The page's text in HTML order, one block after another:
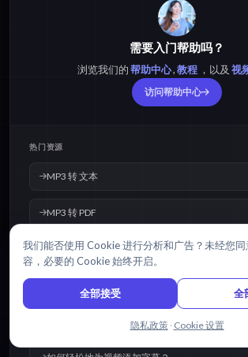
需要入门帮助吗？
浏览我们的帮助中心,教程 ，以及 视
访问帮助中心
热门资源
MP3 转 文本
MP3 转 PDF
MP3 转 字幕
将视频转换为文字最简单的方法是什么？
我们能否使用 Cookie 进行分析和广告？未经您
容，必要的 Cookie 始终开启。
全部接受 全
隐私政策 · Cookie 设置